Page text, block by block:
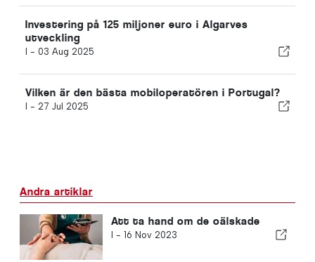
Investering på 125 miljoner euro i Algarves
utveckling
I - 03 Aug 2025
Vilken är den bästa mobiloperatören i Portugal?
I - 27 Jul 2025
Andra artiklar
Att ta hand om de oälskade
I - 16 Nov 2023